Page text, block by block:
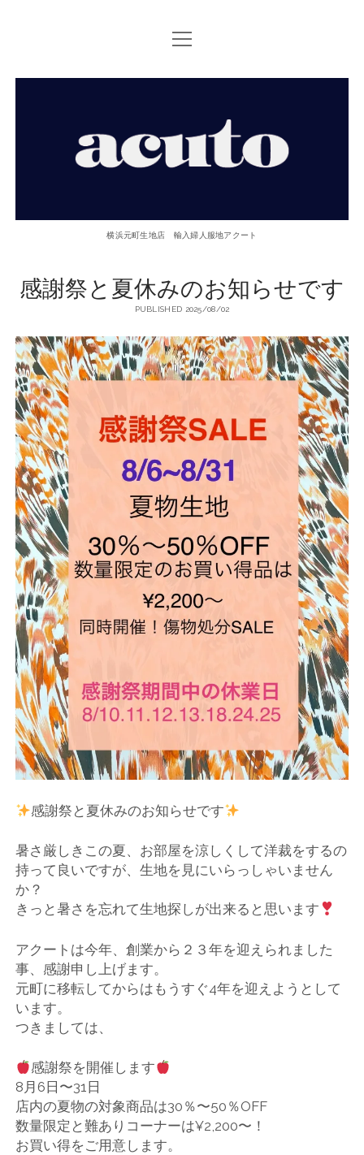
TOP PAGE
ACUTOについて
open
menu
元
生
地
店
輸
入
婦
人
服
地
ア
ク
ー
ト
横浜元町生地店 輸入婦人服地アクート
感謝祭と夏休みのお知らせです
PUBLISHED 2025/08/02
感謝祭と夏休みのお知らせです
暑さ厳しきこの夏、お部屋を涼しくして洋裁をするの
持って良いですが、生地を見にいらっしゃいません
か？
きっと暑さを忘れて生地探しが出来ると思います
アクートは今年、創業から２３年を迎えられました
事、感謝申し上げます。
元町に移転してからはもうすぐ4年を迎えようとして
います。
つきましては、
感謝祭を開催します
8月6日〜31日
店内の夏物の対象商品は30％〜50％OFF
数量限定と難ありコーナーは¥2,200〜！
お買い得をご用意します。